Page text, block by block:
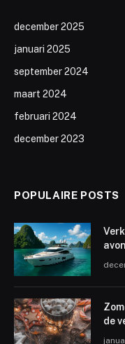
december 2025
januari 2025
september 2024
maart 2024
februari 2024
december 2023
POPULAIRE POSTS
de